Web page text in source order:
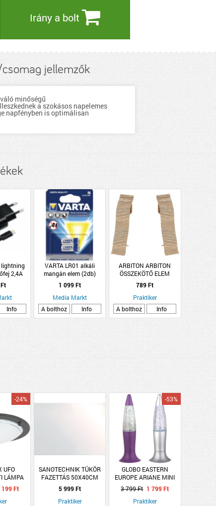
Irány a bolt
jellemzők
minőségű
a szokásos napelemes
napfényben is optimálisan
lightning
2,4A
Info
VARTA LR01 alkáli
mangán elem (2db)
1 099 Ft
Media Markt
A bolthoz
Info
ARBITON ARBITON
ÖSSZEKÖTŐ ELEM
HAVANA TÖLGY LM55-
103 2 DARAB/CSOMAG
789 Ft
Praktiker
A bolthoz
Info
UFO
LÁMPA
-24%
199 Ft
SANOTECHNIK TÜKÖR
FAZETTÁS 50X40CM
VILÁGÍTÁS NÉLKÜL
5 999 Ft
Praktiker
GLOBO EASTERN
EUROPE ARIANE MINI
LÁVALÁMPA 3XLED
0,05W
-53%
3 799 Ft 1 799 Ft
Praktiker